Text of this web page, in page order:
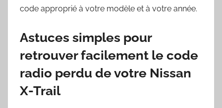
code approprié à votre modèle et à votre année.
Astuces simples pour
retrouver facilement le code
radio perdu de votre Nissan
X-Trail